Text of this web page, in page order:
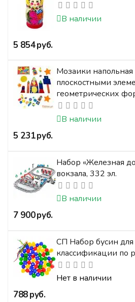
В наличии
‍5 854‍руб.
Мозаики напольная
плоскостными
геометрических
В наличии
‍5 231‍руб.
Набор «Железная
вокзала, 332 эл.
В наличии
‍7 900‍руб.
СП Набор бусин
классификации по
Нет в наличии
‍788‍руб.